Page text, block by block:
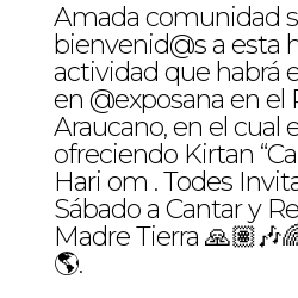
Amada comunidad
bienvenid@s a esta
actividad que habrá
en @exposana en el
Araucano, en el cual
ofreciendo Kirtan
Hari om . Todes
Sábado a Cantar y
Madre Tierra
🌎.
.